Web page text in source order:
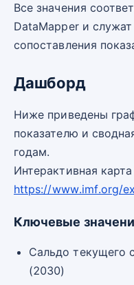
Все значения
DataMapper и
сопоставления
Дашборд
Ниже приведены
показателю и
годам.
Интерактивная
https://www.imf.org/
Ключевые
Сальдо текущего
(2030)